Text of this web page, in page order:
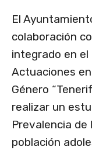
El
colaboración
integrado en
Actuaciones
Género
realizar un
Prevalencia de
población